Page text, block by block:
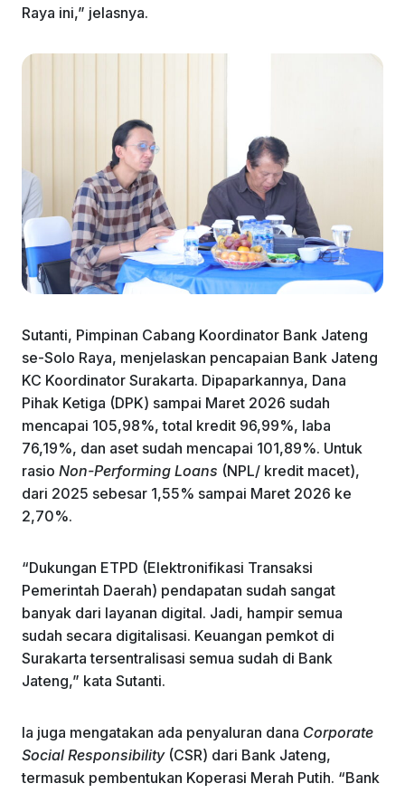
Raya ini,” jelasnya.
Sutanti, Pimpinan Cabang Koordinator Bank Jateng
se-Solo Raya, menjelaskan pencapaian Bank Jateng
KC Koordinator Surakarta. Dipaparkannya, Dana
Pihak Ketiga (DPK) sampai Maret 2026 sudah
mencapai 105,98%, total kredit 96,99%, laba
76,19%, dan aset sudah mencapai 101,89%. Untuk
rasio Non-Performing Loans (NPL/ kredit macet),
dari 2025 sebesar 1,55% sampai Maret 2026 ke
2,70%.
“Dukungan ETPD (Elektronifikasi Transaksi
Pemerintah Daerah) pendapatan sudah sangat
banyak dari layanan digital. Jadi, hampir semua
sudah secara digitalisasi. Keuangan pemkot di
Surakarta tersentralisasi semua sudah di Bank
Jateng,” kata Sutanti.
Ia juga mengatakan ada penyaluran dana Corporate
Social Responsibility (CSR) dari Bank Jateng,
termasuk pembentukan Koperasi Merah Putih. “Bank